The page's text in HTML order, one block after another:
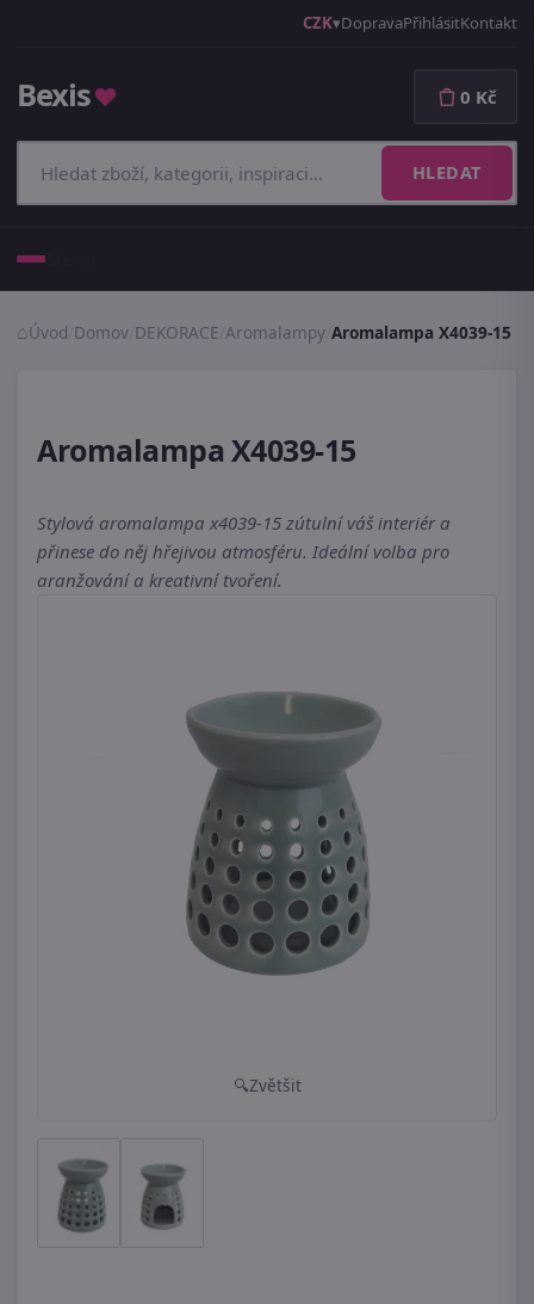
CZK DopravaPřihlásitKontakt
Bexis♥
HLEDAT
0 Kč
Úvod Domov DEKORACE Aromalampy Aromalampa X4039-15
Aromalampa X4039-15
Stylová aromalampa x4039-15 zútulní váš interiér a
přinese do něj hřejivou atmosféru. Ideální volba pro
aranžování a kreativní tvoření.
Zvětšit